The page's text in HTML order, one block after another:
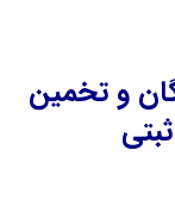
و تخمین